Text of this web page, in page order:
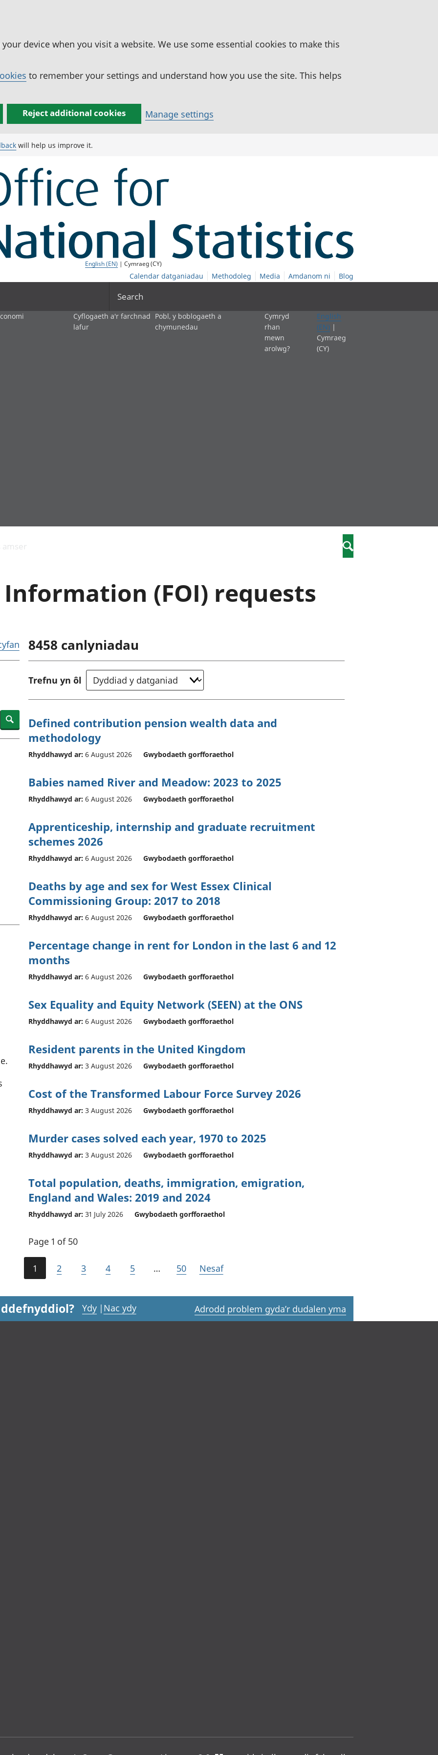
device when you visit a website. We use some essential cookies to make this
to remember your settings and understand how you use the site. This helps
Reject additional cookies Manage settings
will help us improve it.
English (EN) | Cymraeg (CY)
Calendar datganiadau Methodoleg Media Amdanom ni Blog
Search
Llwodraeth, y sector
cyhoeddus a threthi
Gros
Mynegeion
chwyddiant a
Buddsoddiadau,
Cyfrifon gwladol
Cyfrifon rhanbarthol
Cyflogaeth a'r farchnad
lafur
Pobl, y boblogaeth a
chymunedau
Addysg a gofal plant
Etholiadau
Iechyd a gofal cymdeithasol
Cyllid personol a chyllid
aelwydydd
Poblogaeth ac ymfudo
Cymryd
rhan
mewn
arolwg?
English
(EN) |
Cymraeg
(CY)
amser Search
(FOI) requests
Search
8458 canlyniadau
Trefnu yn ôl
Defined contribution pension wealth data and
methodology
Rhyddhawyd ar: 6 August 2026 Gwybodaeth gorfforaethol
Babies named River and Meadow: 2023 to 2025
Rhyddhawyd ar: 6 August 2026 Gwybodaeth gorfforaethol
Apprenticeship, internship and graduate recruitment
schemes 2026
Rhyddhawyd ar: 6 August 2026 Gwybodaeth gorfforaethol
Deaths by age and sex for West Essex Clinical
Commissioning Group: 2017 to 2018
Rhyddhawyd ar: 6 August 2026 Gwybodaeth gorfforaethol
Percentage change in rent for London in the last 6 and 12
months
Rhyddhawyd ar: 6 August 2026 Gwybodaeth gorfforaethol
Sex Equality and Equity Network (SEEN) at the ONS
Rhyddhawyd ar: 6 August 2026 Gwybodaeth gorfforaethol
Resident parents in the United Kingdom
Rhyddhawyd ar: 3 August 2026 Gwybodaeth gorfforaethol
Cost of the Transformed Labour Force Survey 2026
Rhyddhawyd ar: 3 August 2026 Gwybodaeth gorfforaethol
Murder cases solved each year, 1970 to 2025
Rhyddhawyd ar: 3 August 2026 Gwybodaeth gorfforaethol
Total population, deaths, immigration, emigration,
England and Wales: 2019 and 2024
Rhyddhawyd ar: 31 July 2026 Gwybodaeth gorfforaethol
Page 1 of 50
1 2 3 4 5 … 50 Nesaf
Ydy | Nac ydy Adrodd problem gyda’r dudalen yma